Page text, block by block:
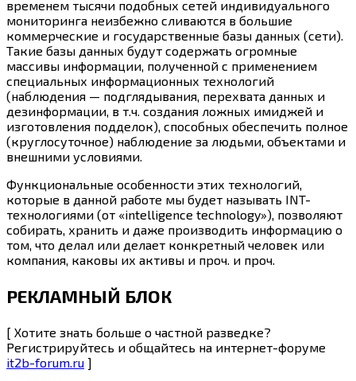
временем тысячи подобных сетей индивидуального
мониторинга неизбежно сливаются в большие
коммерческие и государственные базы данных (сети).
Такие базы данных будут содержать огромные
массивы информации, полученной с применением
специальных информационных технологий
(наблюдения — подглядывания, перехвата данных и
дезинформации, в т.ч. создания ложных имиджей и
изготовления подделок), способных обеспечить полное
(круглосуточное) наблюдение за людьми, объектами и
внешними условиями.
Функциональные особенности этих технологий,
которые в данной работе мы будет называть INT-
технологиями (от «intelligence technology»), позволяют
собирать, хранить и даже производить информацию о
том, что делал или делает конкретный человек или
компания, каковы их активы и проч. и проч.
РЕКЛАМНЫЙ БЛОК
[ Хотите знать больше о частной разведке?
Регистрируйтесь и общайтесь на интернет-форуме
it2b-forum.ru ]